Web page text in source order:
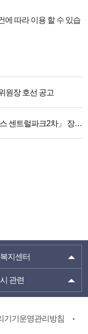
에 따라 이용 할 수 있습
원장 호선 공고
「평택 화양 서희스타힐스 센트럴파크2차」 장애인 특별공급 안내
지센터
관련
기기운영관리방침